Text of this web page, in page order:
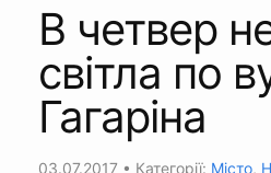
В четвер
світла по
Гагаріна
03.07.2017 • Категорії: Місто,